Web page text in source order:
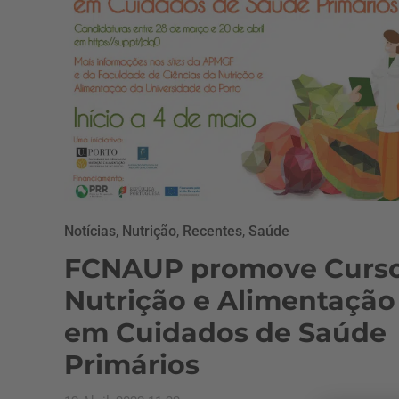
Notícias, Nutrição, Recentes, Saúde
FCNAUP promove
Nutrição e Alimentação
em Cuidados de Saúde
Primários